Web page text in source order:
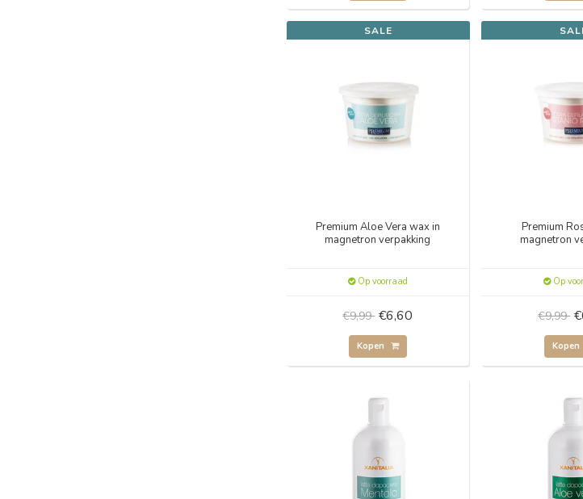
SALE
Premium Aloe Vera wax in
magnetron verpakking
Op voorraad
€9,99 €6,60
Kopen
Premium
magnetron
Op
€9,99
Kopen